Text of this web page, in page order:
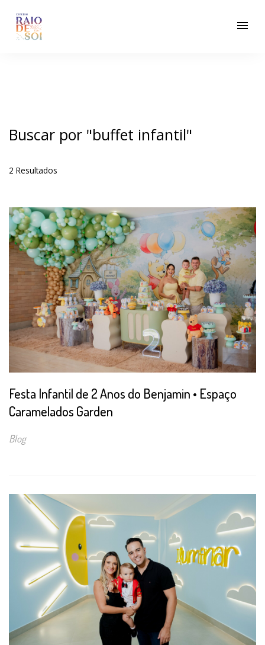
menu
Buscar por "buffet infantil"
2 Resultados
Festa Infantil de 2 Anos do Benjamin • Espaço
Caramelados Garden
Blog